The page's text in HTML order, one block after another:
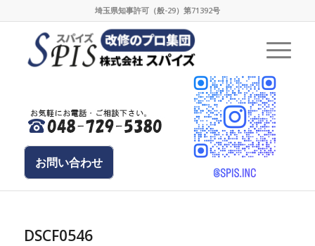
埼玉県知事許可（般-29）第71392号
お問い合わせ
DSCF0546